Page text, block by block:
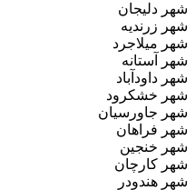
شهر دلیجان
شهر زرندیه
شهر میلاجرد
شهر آستانه
شهر داودآباد
شهر خشکرود
شهر جاورسیان
شهر فراهان
شهر خنجین
شهر کارچان
شهر هندودر